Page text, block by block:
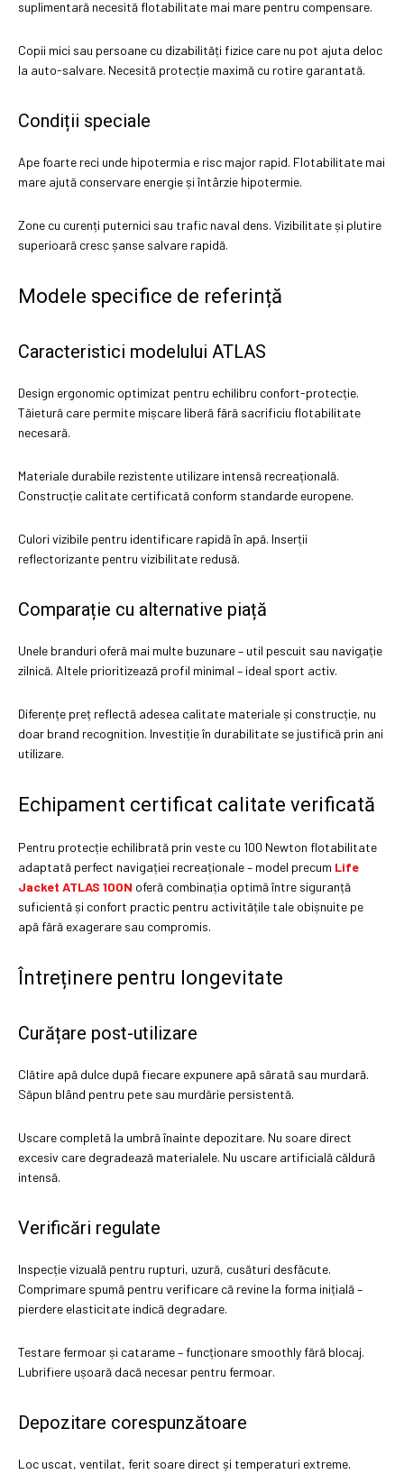
suplimentară necesită flotabilitate mai mare pentru compensare.
Copii mici sau persoane cu dizabilități fizice care nu pot ajuta deloc
la auto-salvare. Necesită protecție maximă cu rotire garantată.
Condiții speciale
Ape foarte reci unde hipotermia e risc major rapid. Flotabilitate mai
mare ajută conservare energie și întârzie hipotermie.
Zone cu curenți puternici sau trafic naval dens. Vizibilitate și plutire
superioară cresc șanse salvare rapidă.
Modele specifice de referință
Caracteristici modelului ATLAS
Design ergonomic optimizat pentru echilibru confort-protecție.
Tăietură care permite mișcare liberă fără sacrificiu flotabilitate
necesară.
Materiale durabile rezistente utilizare intensă recreațională.
Construcție calitate certificată conform standarde europene.
Culori vizibile pentru identificare rapidă în apă. Inserții
reflectorizante pentru vizibilitate redusă.
Comparație cu alternative piață
Unele branduri oferă mai multe buzunare – util pescuit sau navigație
zilnică. Altele prioritizează profil minimal – ideal sport activ.
Diferențe preț reflectă adesea calitate materiale și construcție, nu
doar brand recognition. Investiție în durabilitate se justifică prin ani
utilizare.
Echipament certificat calitate verificată
Pentru protecție echilibrată prin veste cu 100 Newton flotabilitate
adaptată perfect navigației recreaționale – model precum Life
Jacket ATLAS 100N oferă combinația optimă între siguranță
suficientă și confort practic pentru activitățile tale obișnuite pe
apă fără exagerare sau compromis.
Întreținere pentru longevitate
Curățare post-utilizare
Clătire apă dulce după fiecare expunere apă sărată sau murdară.
Săpun blând pentru pete sau murdărie persistentă.
Uscare completă la umbră înainte depozitare. Nu soare direct
excesiv care degradează materialele. Nu uscare artificială căldură
intensă.
Verificări regulate
Inspecție vizuală pentru rupturi, uzură, cusături desfăcute.
Comprimare spumă pentru verificare că revine la forma inițială –
pierdere elasticitate indică degradare.
Testare fermoar și catarame – funcționare smoothly fără blocaj.
Lubrifiere ușoară dacă necesar pentru fermoar.
Depozitare corespunzătoare
Loc uscat, ventilat, ferit soare direct și temperaturi extreme.